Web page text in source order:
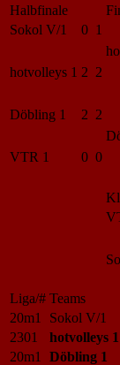
Halbfinale
Sokol V/1
0 1
hotvolleys 1 2 2
Döbling 1
2 2
VTR 1
0 0
Liga/# Teams
20m1
Sokol V/1
2301
hotvolleys 1
20m1
Döbling 1